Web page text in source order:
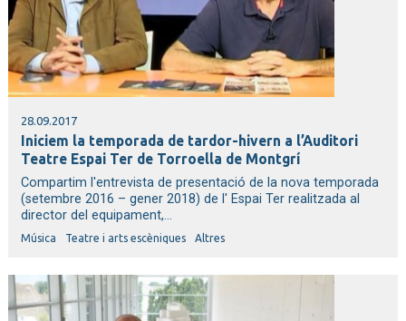
28.09.2017
Iniciem la temporada de tardor-hivern a l’Auditori
Teatre Espai Ter de Torroella de Montgrí
Compartim l'entrevista de presentació de la nova temporada
(setembre 2016 – gener 2018) de l' Espai Ter realitzada al
director del equipament,...
Música Teatre i arts escèniques Altres